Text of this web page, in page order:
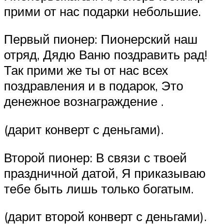
прими от нас подарки небольшие.
Первый пионер: Пионерский наш
отряд, Дядю Ваню поздравить рад!
Так прими же ты от нас всех
поздравления и в подарок, Это
денежное вознаграждение .
(дарит конверт с деньгами).
Второй пионер: В связи с твоей
праздничной датой, Я приказываю
тебе быть лишь только богатым.
(дарит второй конверт с деньгами).